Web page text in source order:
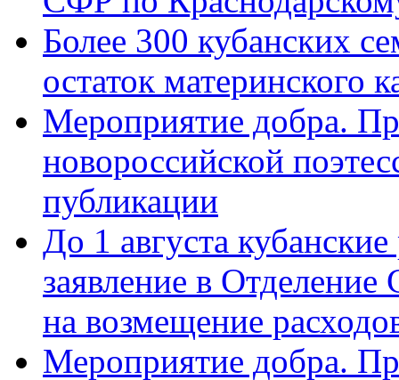
Более 300 кубанских
остаток материнского
Мероприятие добра.
новороссийской
публикации
До 1 августа
заявление в
на возмещение
Мероприятие добра.